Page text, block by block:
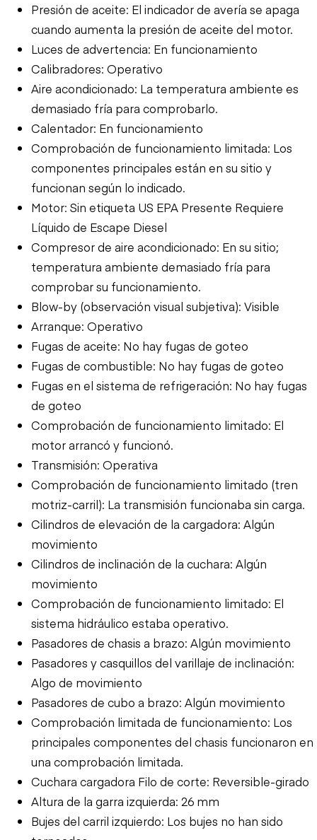
Presión de aceite: El indicador de avería se apaga
cuando aumenta la presión de aceite del motor.
Luces de advertencia: En funcionamiento
Calibradores: Operativo
Aire acondicionado: La temperatura ambiente es
demasiado fría para comprobarlo.
Calentador: En funcionamiento
Comprobación de funcionamiento limitada: Los
componentes principales están en su sitio y
funcionan según lo indicado.
Motor: Sin etiqueta US EPA Presente Requiere
Líquido de Escape Diesel
Compresor de aire acondicionado: En su sitio;
temperatura ambiente demasiado fría para
comprobar su funcionamiento.
Blow-by (observación visual subjetiva): Visible
Arranque: Operativo
Fugas de aceite: No hay fugas de goteo
Fugas de combustible: No hay fugas de goteo
Fugas en el sistema de refrigeración: No hay fugas
de goteo
Comprobación de funcionamiento limitado: El
motor arrancó y funcionó.
Transmisión: Operativa
Comprobación de funcionamiento limitado (tren
motriz-carril): La transmisión funcionaba sin carga.
Cilindros de elevación de la cargadora: Algún
movimiento
Cilindros de inclinación de la cuchara: Algún
movimiento
Comprobación de funcionamiento limitado: El
sistema hidráulico estaba operativo.
Pasadores de chasis a brazo: Algún movimiento
Pasadores y casquillos del varillaje de inclinación:
Algo de movimiento
Pasadores de cubo a brazo: Algún movimiento
Comprobación limitada de funcionamiento: Los
principales componentes del chasis funcionaron en
una comprobación limitada.
Cuchara cargadora Filo de corte: Reversible-girado
Altura de la garra izquierda: 26 mm
Bujes del carril izquierdo: Los bujes no han sido